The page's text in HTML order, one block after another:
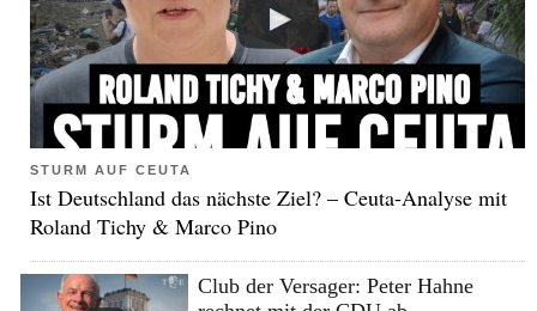
STURM AUF CEUTA
Ist Deutschland das nächste Ziel? – Ceuta-Analyse mit
Roland Tichy & Marco Pino
Club der Versager: Peter Hahne